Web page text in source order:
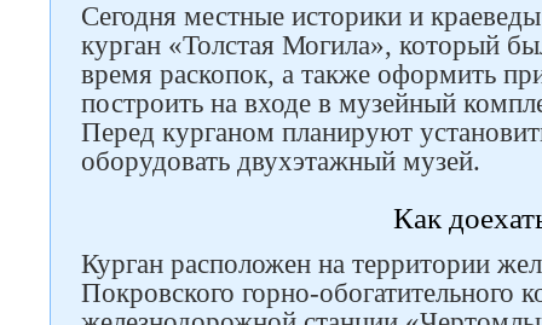
Сегодня местные историки и
курган «Толстая Могила», который
время раскопок, а также оформить
построить на входе в музейный
Перед курганом планируют
оборудовать двухэтажный музей.
Как
Курган расположен на территории
Покровского горно-обогатительного